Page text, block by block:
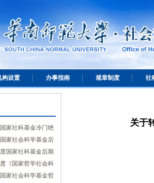
构设置 办事指南 规章制度 社
关于
家社科基金冷门绝
家社会科学基金后
目的通知
国家社科基金后期
的通知
《国家哲学社会科
家社会科学基金哲